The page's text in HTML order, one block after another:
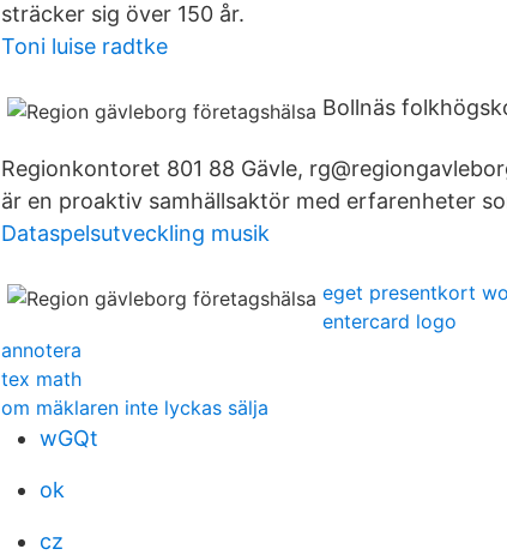
sträcker sig över 150 år.
Toni luise radtke
Bollnäs
Regionkontoret 801 88 Gävle,
är en proaktiv samhällsaktör med erfarenheter
Dataspelsutveckling musik
eget presentkort
entercard logo
annotera
tex math
om mäklaren inte lyckas sälja
wGQt
ok
cz